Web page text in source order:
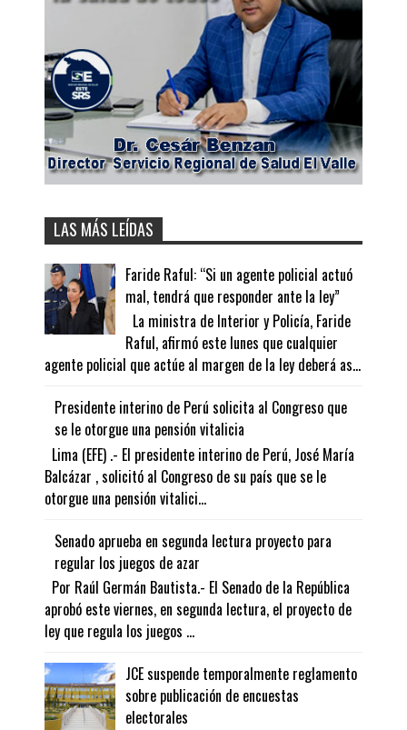
LAS MÁS LEÍDAS
Faride Raful: “Si un agente policial actuó
mal, tendrá que responder ante la ley”
La ministra de Interior y Policía, Faride
Raful, afirmó este lunes que cualquier
agente policial que actúe al margen de la ley deberá as...
Presidente interino de Perú solicita al Congreso que
se le otorgue una pensión vitalicia
Lima (EFE) .- El presidente interino de Perú, José María
Balcázar , solicitó al Congreso de su país que se le
otorgue una pensión vitalici...
Senado aprueba en segunda lectura proyecto para
regular los juegos de azar
Por Raúl Germán Bautista.- El Senado de la República
aprobó este viernes, en segunda lectura, el proyecto de
ley que regula los juegos ...
JCE suspende temporalmente reglamento
sobre publicación de encuestas
electorales